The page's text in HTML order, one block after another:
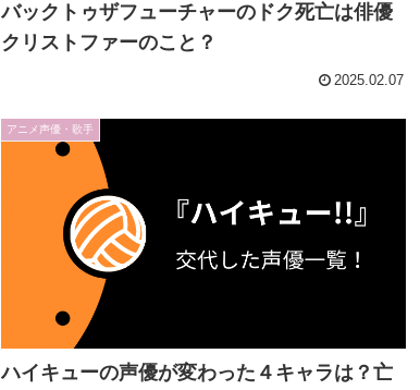
バックトゥザフューチャーのドク死亡は俳優
クリストファーのこと？
2025.02.07
アニメ声優・歌手
ハイキューの声優が変わった４キャラは？亡